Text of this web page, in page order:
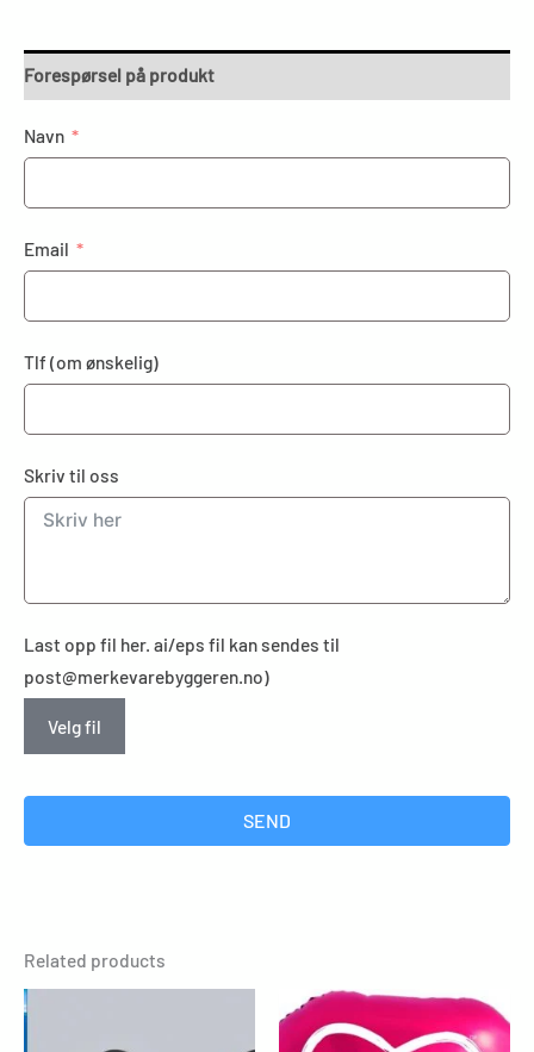
Forespørsel på produkt
Navn
Email
Tlf (om ønskelig)
Skriv til oss
Last opp fil her. ai/eps fil kan sendes til
post@merkevarebyggeren.no)
Velg fil
SEND
Related products